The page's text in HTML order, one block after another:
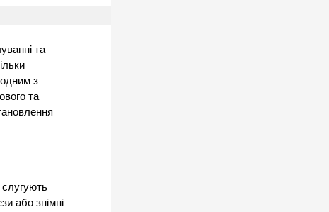
та
з
та
слугують
або знімні